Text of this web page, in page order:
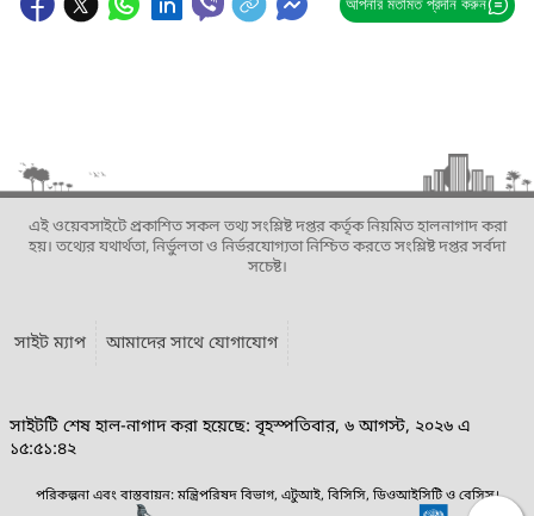
আপনার মতামত প্রদান করুন
এই ওয়েবসাইটে প্রকাশিত সকল তথ্য সংশ্লিষ্ট দপ্তর কর্তৃক নিয়মিত হালনাগাদ করা
হয়। তথ্যের যথার্থতা, নির্ভুলতা ও নির্ভরযোগ্যতা নিশ্চিত করতে সংশ্লিষ্ট দপ্তর সর্বদা
সচেষ্ট।
সাইট ম্যাপ আমাদের সাথে যোগাযোগ
সাইটটি শেষ হাল-নাগাদ করা হয়েছে: বৃহস্পতিবার, ৬ আগস্ট, ২০২৬ এ
১৫:৫১:৪২
পরিকল্পনা এবং বাস্তবায়ন: মন্ত্রিপরিষদ বিভাগ, এটুআই, বিসিসি, ডিওআইসিটি ও বেসিস।